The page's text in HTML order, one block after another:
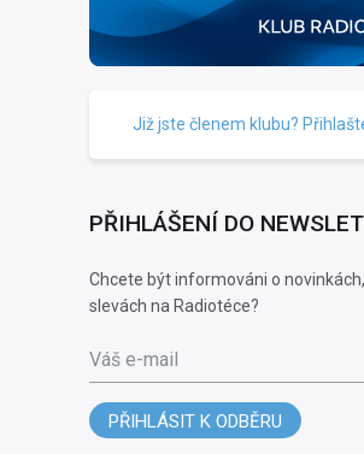
Již jste členem klubu?
PŘIHLÁŠENÍ DO
Chcete být informováni o
slevách na Radiotéce?
Váš e-mail
PŘIHLÁSIT K ODBĚRU